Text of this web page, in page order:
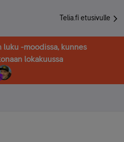
Telia.fi etusivulle
luku -moodissa, kunnes
lokakuussa